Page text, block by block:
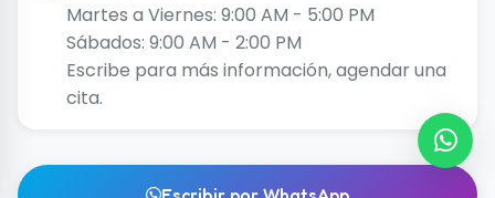
Martes a Viernes: 9:00 AM - 5:00 PM
Sábados: 9:00 AM - 2:00 PM
Escribe para más información, agendar una
cita.